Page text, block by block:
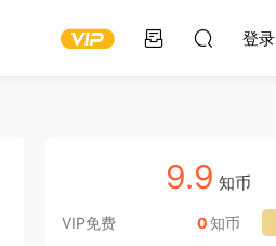
登录
9.9 知币
VIP免费 0知币